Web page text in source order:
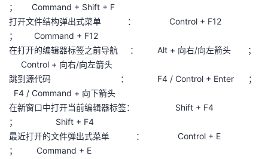
； Command + Shift + F
打开文件结构弹出式菜单 ： Control + F12
； Command + F12
在打开的编辑器标签之前导航 ： Alt + 向右/向左箭头 ；
Control + 向右/向左箭头
跳到源代码 ： F4 / Control + Enter ；
F4 / Command + 向下箭头
在新窗口中打开当前编辑器标签： Shift + F4
； Shift + F4
最近打开的文件弹出式菜单 ： Control + E
； Command + E